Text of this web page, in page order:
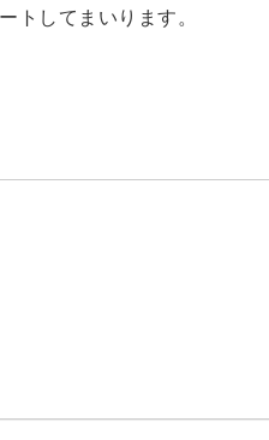
トしてまいります。